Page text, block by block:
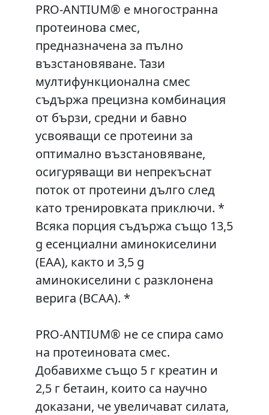
PRO-ANTIUM® е многостранна
протеинова смес,
предназначена за пълно
възстановяване. Тази
мултифункционална смес
съдържа прецизна комбинация
от бързи, средни и бавно
усвояващи се протеини за
оптимално възстановяване,
осигуряващи ви непрекъснат
поток от протеини дълго след
като тренировката приключи. *
Всяка порция съдържа също 13,5
g есенциални аминокиселини
(EAA), както и 3,5 g
аминокиселини с разклонена
верига (BCAA). *
PRO-ANTIUM® не се спира само
на протеиновата смес.
Добавихме също 5 г креатин и
2,5 г бетаин, които са научно
доказани, че увеличават силата,